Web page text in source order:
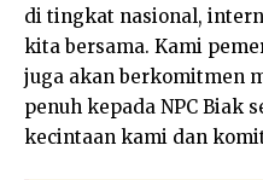
di tingkat nasional,
kita bersama. Kami
juga akan berkomitmen
penuh kepada NPC Biak
kecintaan kami dan